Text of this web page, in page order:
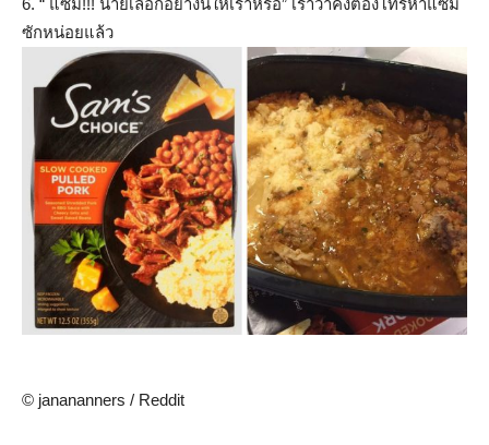
6. “ แซม!!! นายเลือกอย่างนี้ให้เราหรอ” เราว่าคงต้องโทรหาแซม
ซักหน่อยแล้ว
© janananners / Reddit